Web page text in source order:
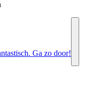
Ga zo door!